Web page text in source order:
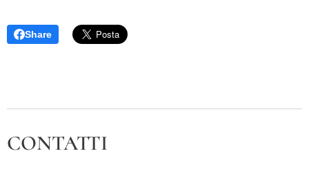
Share
CONTATTI